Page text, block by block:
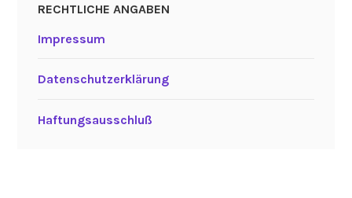
RECHTLICHE ANGABEN
Impressum
Datenschutzerklärung
Haftungsausschluß